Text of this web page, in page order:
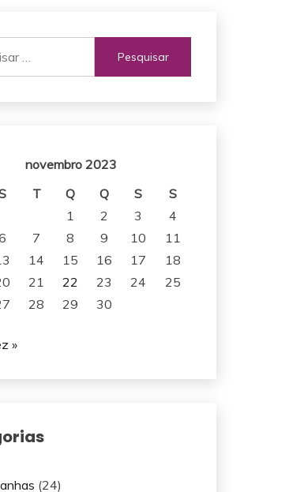
novembro 2023
T Q Q S
S
1
2 3
4
7 8 9 10
11
14 15 16 17
18
21 22 23 24
25
28 29 30
»
(24)